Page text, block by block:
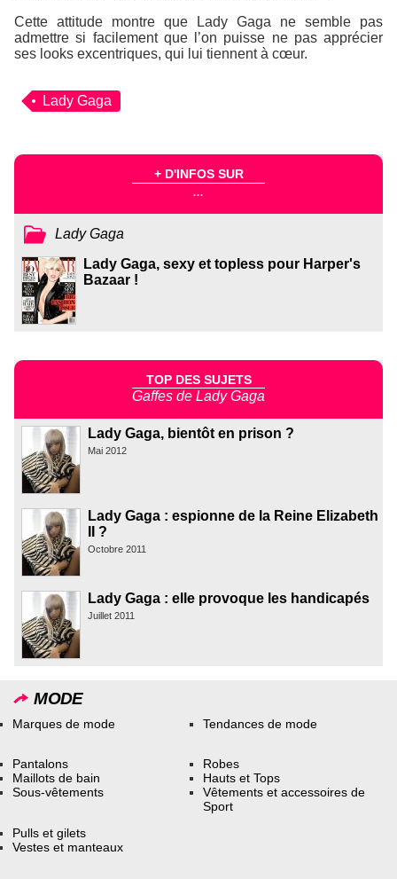
Cette attitude montre que Lady Gaga ne semble pas
admettre si facilement que l’on puisse ne pas apprécier
ses looks excentriques, qui lui tiennent à cœur.
Lady Gaga
+ D'INFOS SUR
...
Lady Gaga
Lady Gaga, sexy et topless pour Harper's
Bazaar !
TOP DES SUJETS
Gaffes de Lady Gaga
Lady Gaga, bientôt en prison ?
Mai 2012
Lady Gaga : espionne de la Reine Elizabeth
II ?
Octobre 2011
Lady Gaga : elle provoque les handicapés
Juillet 2011
MODE
Marques de mode Tendances de mode
Pantalons
Maillots de bain
Sous-vêtements
Robes
Hauts et Tops
Vêtements et accessoires de
Sport
Pulls et gilets
Vestes et manteaux